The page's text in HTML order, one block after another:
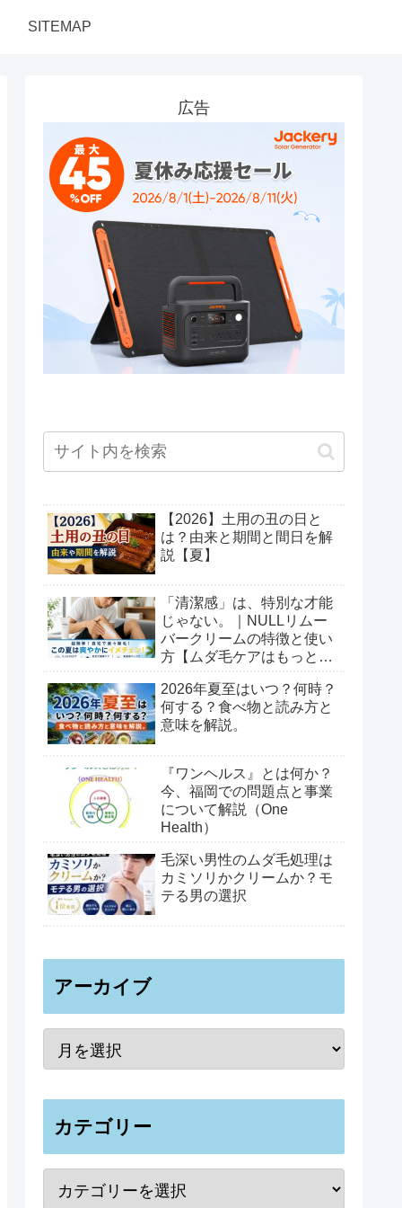
SITEMAP
広告
【2026】土用の丑の日と
は？由来と期間と間日を解
説【夏】
「清潔感」は、特別な才能
じゃない。｜NULLリムー
バークリームの特徴と使い
方【ムダ毛ケアはもっと簡
2026年夏至はいつ？何時？
何する？食べ物と読み方と
意味を解説。
『ワンヘルス』とは何か？
今、福岡での問題点と事業
について解説（One
Health）
毛深い男性のムダ毛処理は
カミソリかクリームか？モ
テる男の選択
アーカイブ
カテゴリー